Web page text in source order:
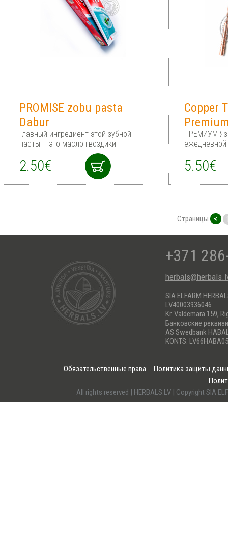
PROMISE zobu pasta
Dabur
Главный ингредиент этой зубной
пасты – это масло гвоздики
2.50€
Copper
ПРЕМИУМ
5.50€
Страницы <
+371
SIA ELFARM
LV40003936046
Kr. Valdemara 159,
Банковские
AS Swedbank
KONTS:
Обязательственные права
Политика защиты
All rights reserved | HERBALS.LV | Copyright SIA